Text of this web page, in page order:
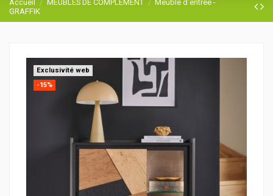
Accueil MEUBLES DE COMPLÉMENT
Meuble d'entrée -
GRAFFIK
Exclusivité web
-15%